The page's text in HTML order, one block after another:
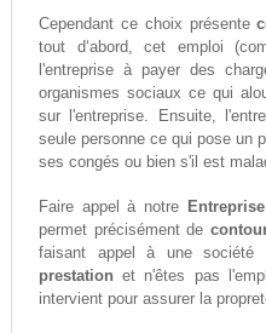
Cependant ce choix présente
tout d‘abord, cet emploi
l'entreprise à payer des
organismes sociaux ce qui
sur l'entreprise. Ensuite,
seule personne ce qui pose un
ses congés ou bien s'il est
Faire appel à notre
permet précisément de
faisant appel à une société
prestation et n'êtes pas
intervient pour assurer la